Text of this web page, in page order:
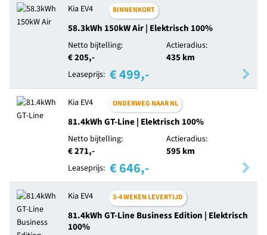
Kia EV4 BINNENKORT
58.3kWh 150kW Air | Elektrisch 100%
Netto bijtelling:
€ 205,-
Actieradius:
435 km
Leaseprijs: € 499,-
Kia EV4 ONDERWEG NAAR NL
81.4kWh GT-Line | Elektrisch 100%
Netto bijtelling:
€ 271,-
Actieradius:
595 km
Leaseprijs: € 646,-
Kia EV4 3-4 WEKEN LEVERTIJD
81.4kWh GT-Line Business Edition | Elektrisch
100%